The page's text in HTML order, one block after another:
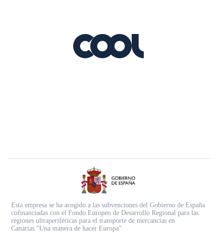
Esta empresa se ha acogido a las subvenciones del Gobierno de España
cofinanciadas con el Fondo Europeo de Desarrollo Regional para las
regiones ultraperiféricas para el transporte de mercancías en
Canarias.”Una manera de hacer Europa”